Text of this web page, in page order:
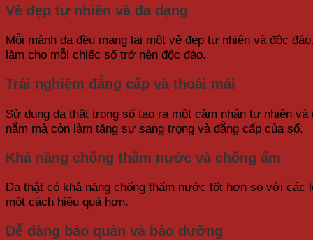
Vẻ đẹp tự nhiên và đa dạng
Mỗi mảnh da đều mang lại một vẻ đẹp tự nhiên và độc
làm cho mỗi chiếc sổ trở nên độc đáo.
Trải nghiệm đẳng cấp và thoải mái
Sử dụng da thật trong sổ tạo ra một cảm nhận tự nhiên
nắm mà còn làm tăng sự sang trọng và đẳng cấp của sổ.
Khả năng chống thấm nước và chống ẩm
Da thật có khả năng chống thấm nước tốt hơn so với các
một cách hiệu quả hơn.
Dễ dàng bảo quản và bảo dưỡng